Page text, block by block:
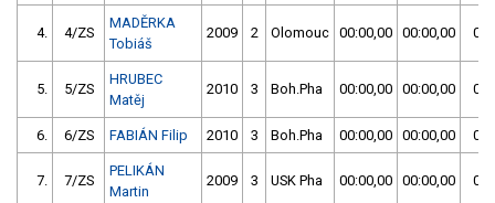
4. 4/ZS
MADĚRKA
Tobiáš
2009 2 Olomouc 00:00,00 00:00,00
5. 5/ZS
HRUBEC
Matěj
2010 3 Boh.Pha 00:00,00 00:00,00
6. 6/ZS FABIÁN Filip 2010 3 Boh.Pha 00:00,00 00:00,00
7. 7/ZS
PELIKÁN
Martin
2009 3 USK Pha 00:00,00 00:00,00